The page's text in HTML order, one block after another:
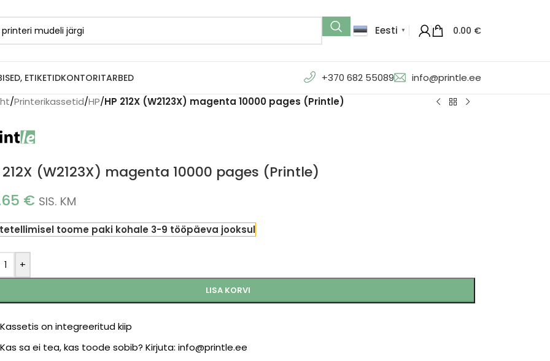
Eesti ▼ 0.00 €
ETIKETIDKONTORITARBED +370 682 55089 info@printle.ee
/Printerikassetid/HP/HP 212X (W2123X) magenta 10000 pages (Printle)
212X (W2123X) magenta 10000 pages (Printle)
€ SIS. KM
toome paki kohale 3-9 tööpäeva jooksul
+
LISA KORVI
Kassetis on integreeritud kiip
Kas sa ei tea, kas toode sobib? Kirjuta: info@printle.ee